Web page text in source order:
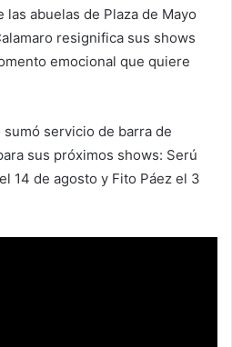
abuelas de Plaza de Mayo
resignifica sus shows
emocional que quiere
servicio de barra de
sus próximos shows: Serú
14 de agosto y Fito Páez el 3